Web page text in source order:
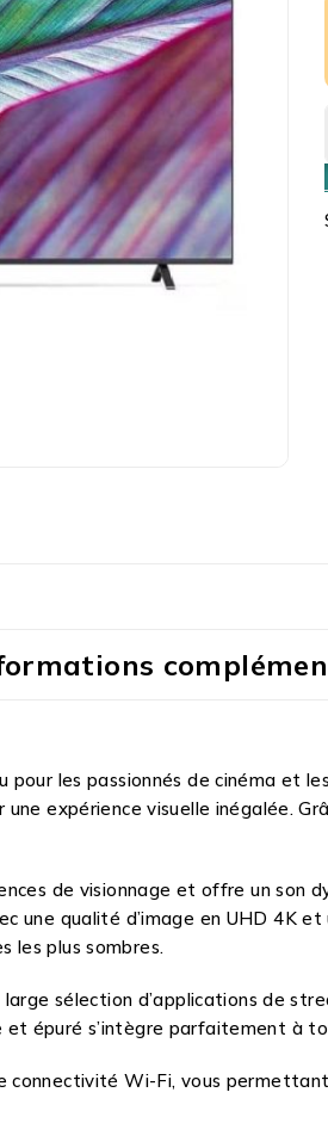
pour les passionnés de cinéma et
expérience visuelle inégalée.
de visionnage et offre un son
qualité d’image en UHD 4K
les plus sombres.
sélection d’applications de
épuré s’intègre parfaitement à
connectivité Wi-Fi, vous